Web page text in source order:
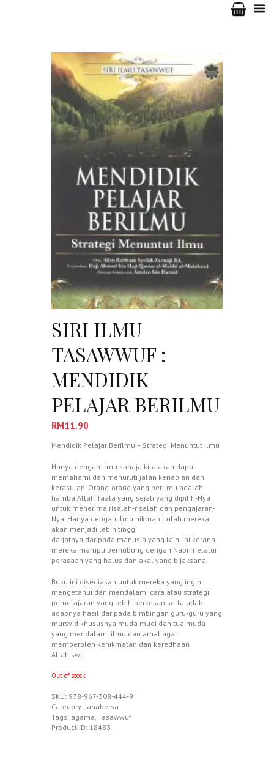
SIRI ILMU
TASAWWUF :
MENDIDIK
PELAJAR BERILMU
RM11.90
Mendidik Pelajar Berilmu – Strategi Menuntut Ilmu
Hanya dengan ilmu sahaja kita akan dapat
memahami dan menuruti jalan kenabian dan
kerasulan. Orang-orang yang berilmu adalah
hamba Allah Taala yang sejati yang dipilih-Nya
untuk menerima risalah-risalah dan pengajaran-
Nya. Hanya dengan ilmu hikmah itulah mereka
akan menjadi lebih tinggi
darjatnya daripada manusia yang lain. Ini kerana
mereka mampu berhubung dengan Nabi melalui
perasaan yang halus dan akal yang bijaksana.
Buku ini disediakan untuk mereka yang ingin
mengetahui dan mendalami cara atau strategi
pemelajaran yang lebih berkesan serta adab-
adabnya hasil daripada bimbingan guru-guru yang
mursyid khususnya muda mudi dan tua muda
yang mendalami ilmu dan amal agar
memperoleh kenikmatan dan keredhaan
Allah swt.
Out of stock
SKU: 978-967-308-444-9
Category:Jahabersa
Tags: agama, Tasawwuf
Product ID: 18483